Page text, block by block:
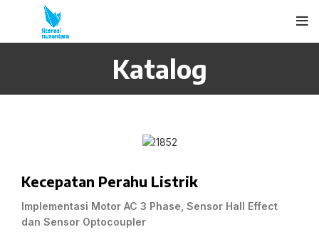
Katalog
Kecepatan Perahu Listrik
Implementasi Motor AC 3 Phase, Sensor Hall Effect
dan Sensor Optocoupler